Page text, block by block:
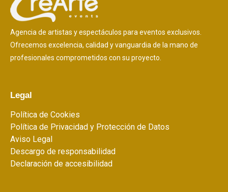
Agencia de artistas y espectáculos para eventos exclusivos.
Ofrecemos excelencia, calidad y vanguardia de la mano de
profesionales comprometidos con su proyecto.
Legal
Política de Cookies
Política de Privacidad y Protección de Datos
Aviso Legal
Descargo de responsabilidad
Declaración de accesibilidad